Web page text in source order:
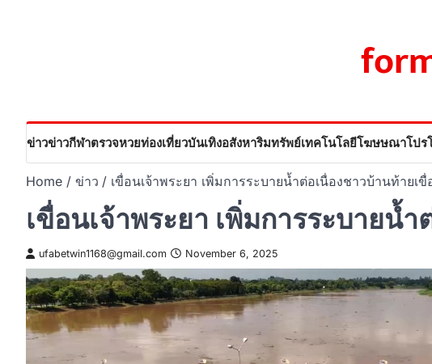
ข่าวข่าวกีฬาตรวจหวยท่องเที่ยวบันเทิงอสังหาริมทรัพย์เทคโนโลยีโฆษษณาโปร
Home ข่าว เขื่อนเจ้าพระยา เพิ่มการระบายน้ำต่อเนื่องชาวบ้านท้ายเขื่
เขื่อนเจ้าพระยา เพิ่มการระบายน้
ufabetwin1168@gmail.com November 6, 2025